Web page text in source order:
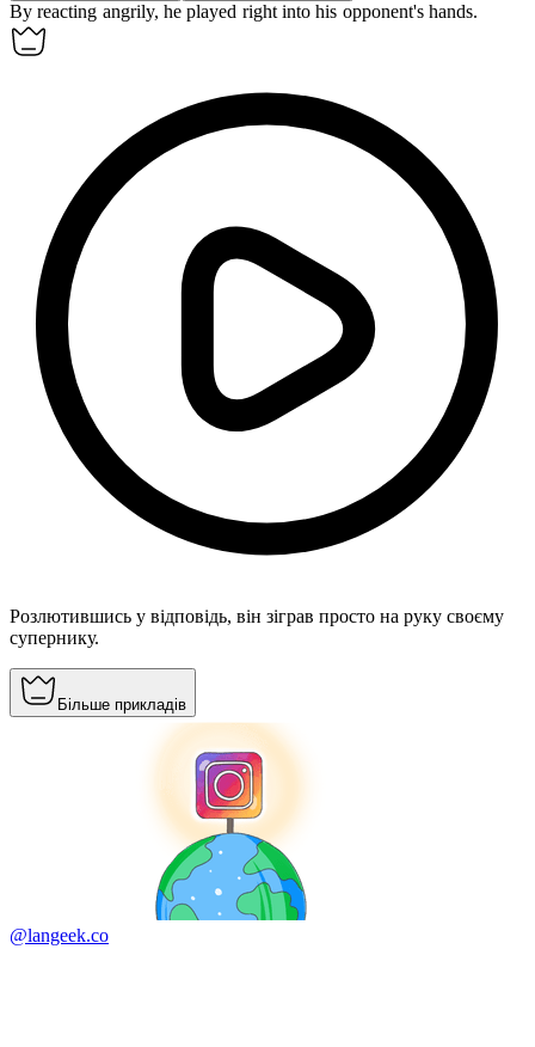
By reacting angrily, he played right into his opponent's hands.
Розлютившись у відповідь, він зіграв просто на руку своєму
супернику.
Більше прикладів
@langeek.co